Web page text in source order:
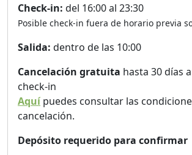
nada al inodoro excepto orina, heces y
100% libre de plástico (no tire cabello;
contenedor de basura).
Somos muy conscientes del medio
separamos la basura según las normas
(plástico, papel, vidrio y aluminio,
mixtos). Los paneles solares
Check-in: del 16:00 al 23:30
Posible check-in fuera de horario previa
Salida: dentro de las 10:00
Cancelación gratuita hasta 30 días
check-in
Aquípuedes consultar las
cancelación.
Depósito requerido para confirmar